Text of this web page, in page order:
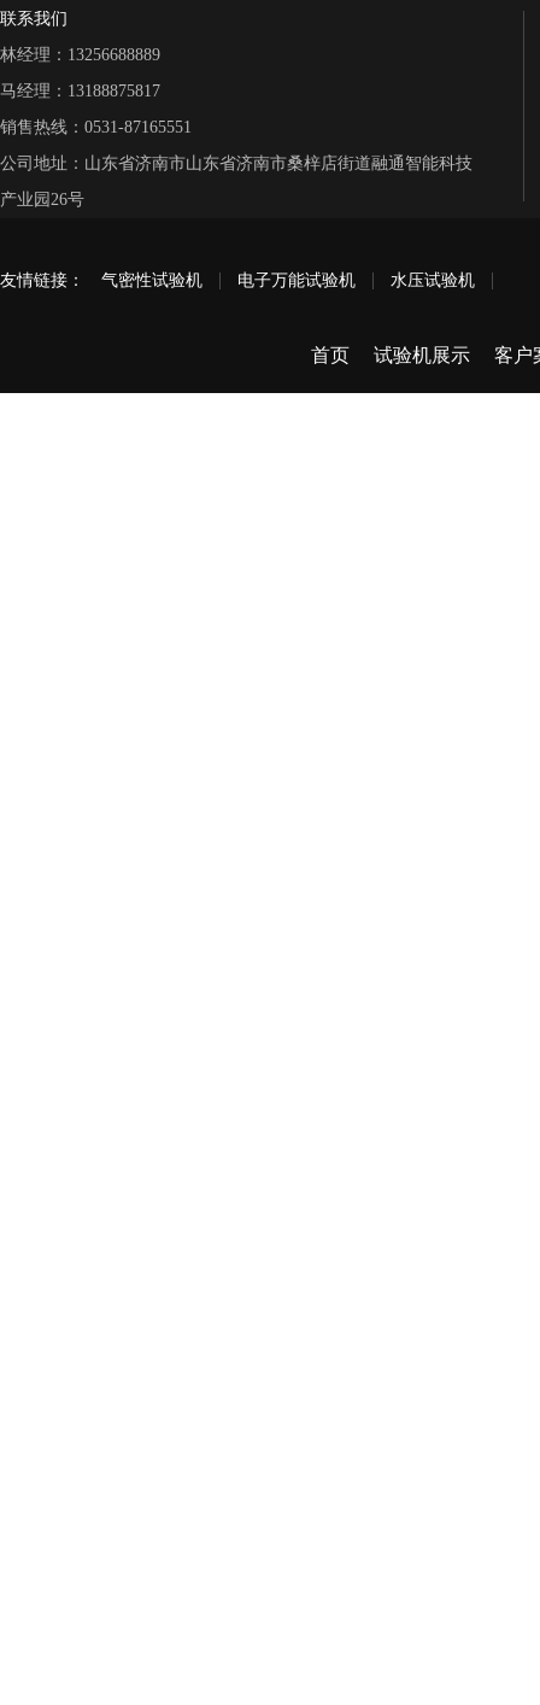
联系我们
林经理：13256688889
马经理：13188875817
销售热线：0531-87165551
公司地址：山东省济南市山东省济南市桑梓店街道融通智能科技
产业园26号
友情链接： 气密性试验机 电子万能试验机 水压试验机
首页 试验机展示 客户